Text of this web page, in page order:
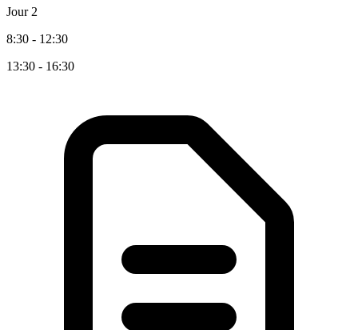
Jour 2
8:30 - 12:30
13:30 - 16:30